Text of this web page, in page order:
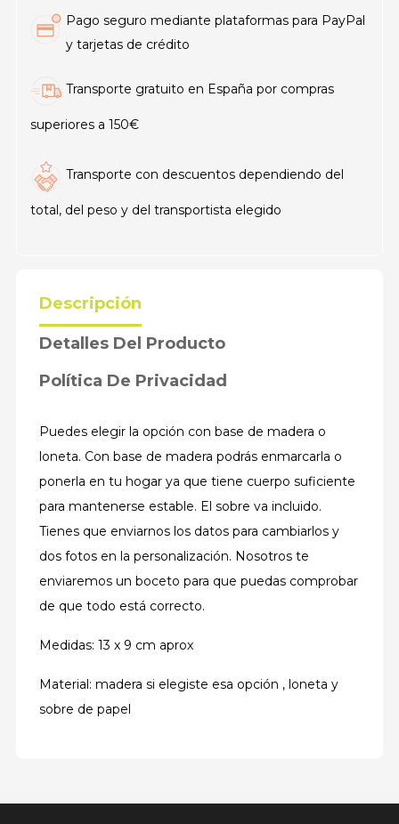
Pago seguro mediante plataformas para PayPal
y tarjetas de crédito
Transporte gratuito en España por compras
superiores a 150€
Transporte con descuentos dependiendo del
total, del peso y del transportista elegido
Descripción
Detalles Del Producto
Política De Privacidad
Puedes elegir la opción con base de madera o
loneta. Con base de madera podrás enmarcarla o
ponerla en tu hogar ya que tiene cuerpo suficiente
para mantenerse estable. El sobre va incluido.
Tienes que enviarnos los datos para cambiarlos y
dos fotos en la personalización. Nosotros te
enviaremos un boceto para que puedas comprobar
de que todo está correcto.
Medidas: 13 x 9 cm aprox
Material: madera si elegiste esa opción , loneta y
sobre de papel